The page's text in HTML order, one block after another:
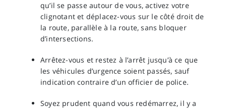
qu’il se passe autour de vous, activez votre
clignotant et déplacez-vous sur le côté droit de
la route, parallèle à la route, sans bloquer
d’intersections.
Arrêtez-vous et restez à l’arrêt jusqu’à ce que
les véhicules d’urgence soient passés, sauf
indication contraire d’un officier de police.
Soyez prudent quand vous redémarrez, il y a